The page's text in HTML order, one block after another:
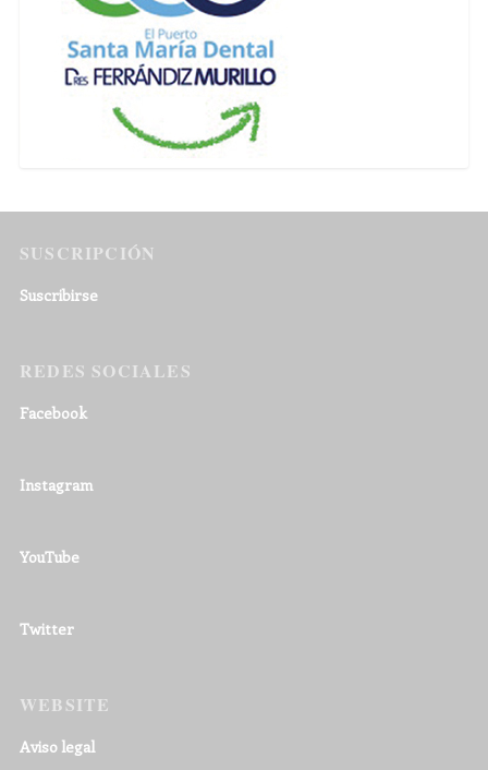
SUSCRIPCIÓN
Suscribirse
REDES SOCIALES
Facebook
Instagram
YouTube
Twitter
WEBSITE
Aviso legal